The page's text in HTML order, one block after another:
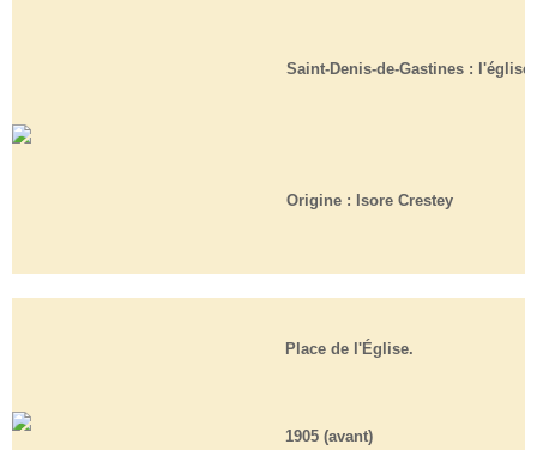
Saint-Denis-de-Gastines : l'église.
Origine : Isore Crestey
Place de l'Église.
1905 (avant)